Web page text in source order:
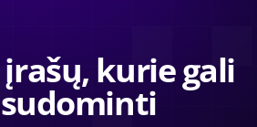
kurie gali